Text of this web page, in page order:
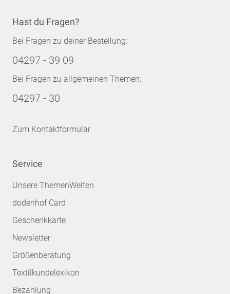
Hast du Fragen?
Bei Fragen zu deiner Bestellung:
04297 - 39 09
Bei Fragen zu allgemeinen Themen:
04297 - 30
Zum Kontaktformular
Service
Unsere ThemenWelten
dodenhof Card
Geschenkkarte
Newsletter
Größenberatung
Textilkundelexikon
Bezahlung